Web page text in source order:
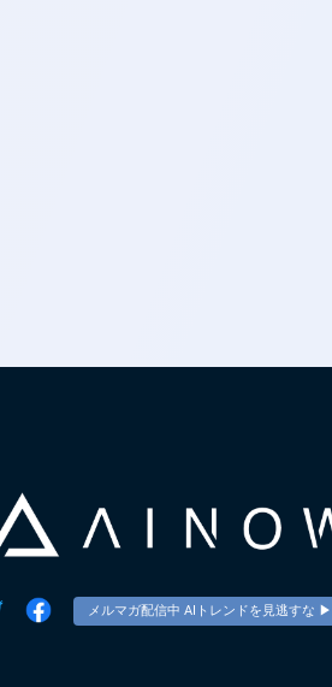
メルマガ配信中 AIトレンドを見逃すな ▶︎